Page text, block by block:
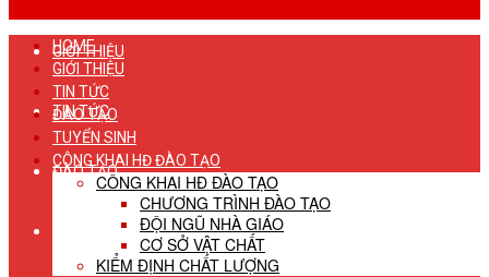
GIỚI THIỆU
TIN TỨC
ĐÀO TẠO
TUYỂN SINH
HOME
GIỚI THIỆU
TIN TỨC
ĐÀO TẠO
TUYỂN SINH
CÔNG KHAI HĐ ĐÀO TẠO
CÔNG KHAI HĐ ĐÀO TẠO
CHƯƠNG TRÌNH ĐÀO TẠO
ĐỘI NGŨ NHÀ GIÁO
CƠ SỞ VẬT CHẤT
KIỂM ĐỊNH CHẤT LƯỢNG